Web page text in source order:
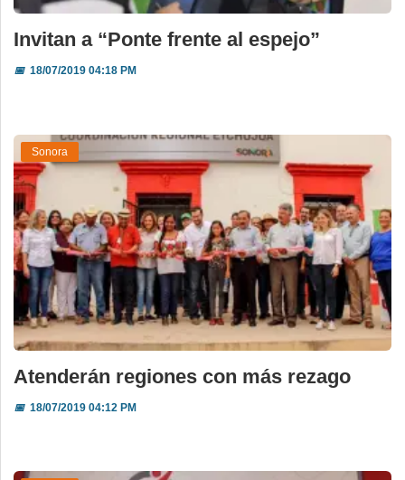
Invitan a “Ponte frente al espejo”
📅18/07/2019 04:18 PM
Sonora
Atenderán regiones con más rezago
📅18/07/2019 04:12 PM